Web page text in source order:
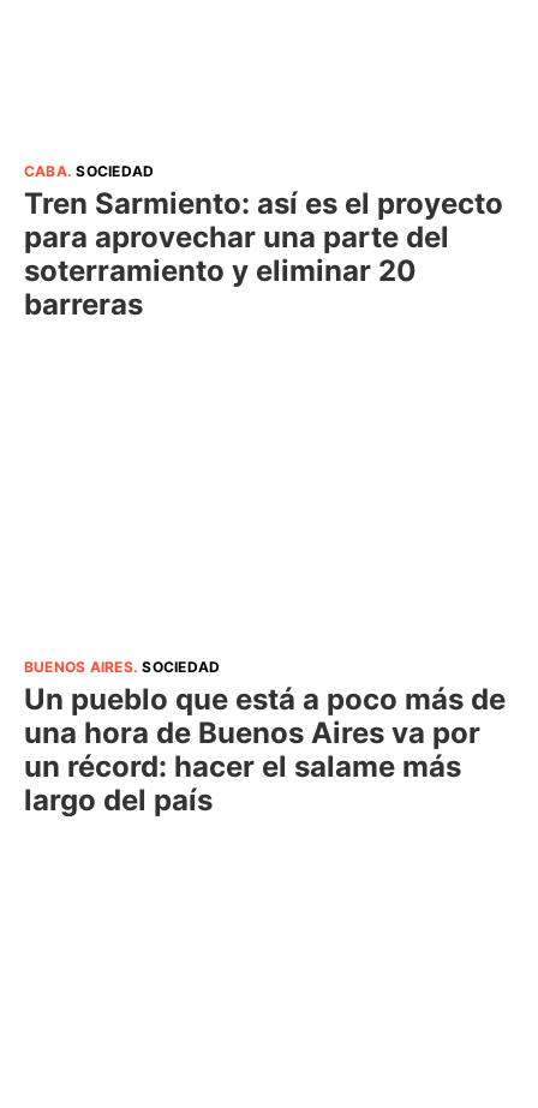
CABA.SOCIEDAD
Tren Sarmiento: así es el proyecto
para aprovechar una parte del
soterramiento y eliminar 20
barreras
BUENOS AIRES.SOCIEDAD
Un pueblo que está a poco más de
una hora de Buenos Aires va por
un récord: hacer el salame más
largo del país